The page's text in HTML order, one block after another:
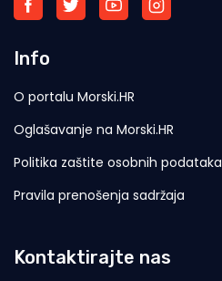
Info
O portalu Morski.HR
Oglašavanje na Morski.HR
Politika zaštite osobnih podataka
Pravila prenošenja sadržaja
Kontaktirajte nas